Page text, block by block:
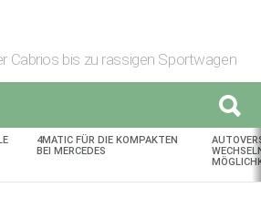
Cabrios bis zu rassigen Sportwagen
4MATIC FÜR DIE KOMPAKTEN
BEI MERCEDES